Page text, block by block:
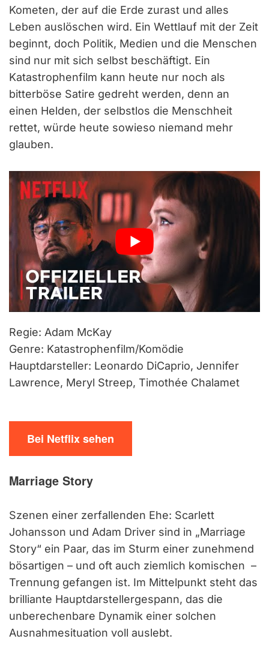
Kometen, der auf die Erde zurast und alles
Leben auslöschen wird. Ein Wettlauf mit der Zeit
beginnt, doch Politik, Medien und die Menschen
sind nur mit sich selbst beschäftigt. Ein
Katastrophenfilm kann heute nur noch als
bitterböse Satire gedreht werden, denn an
einen Helden, der selbstlos die Menschheit
rettet, würde heute sowieso niemand mehr
glauben.
Regie: Adam McKay
Genre: Katastrophenfilm/Komödie
Hauptdarsteller: Leonardo DiCaprio, Jennifer
Lawrence, Meryl Streep, Timothée Chalamet
Bei Netflix sehen
Marriage Story
Szenen einer zerfallenden Ehe: Scarlett
Johansson und Adam Driver sind in „Marriage
Story“ ein Paar, das im Sturm einer zunehmend
bösartigen – und oft auch ziemlich komischen –
Trennung gefangen ist. Im Mittelpunkt steht das
brilliante Hauptdarstellergespann, das die
unberechenbare Dynamik einer solchen
Ausnahmesituation voll auslebt.